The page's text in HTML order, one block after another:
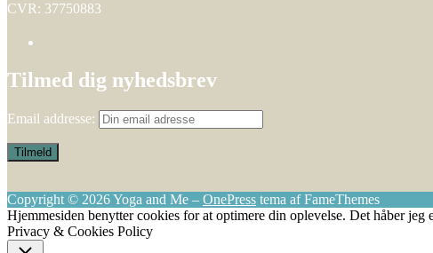
CVR: 37750883
Tilmed dig nyhedsbrev
Email addresse:
Copyright © 2026 Yoga and Me – OnePress tema af FameThemes
Hjemmesiden benytter cookies for at optimere din oplevelse. Det håber jeg
Privacy & Cookies Policy